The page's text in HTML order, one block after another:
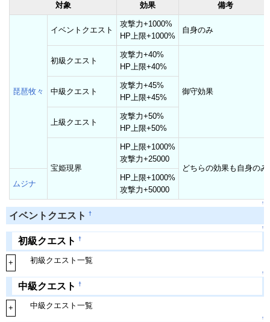
対象 効果 備考
琵琶牧々
イベントクエスト
攻撃力+1000%
HP上限+1000%
自身のみ
初級クエスト
攻撃力+40%
HP上限+40%
御守効果
中級クエスト
攻撃力+45%
HP上限+45%
上級クエスト
攻撃力+50%
HP上限+50%
宝姫現界
HP上限+1000%
攻撃力+25000
どちらの効果も自身のみ
ムジナ
HP上限+1000%
攻撃力+50000
↑
イベントクエスト †
↑
初級クエスト †
+ 初級クエスト一覧
↑
中級クエスト †
+ 中級クエスト一覧
↑